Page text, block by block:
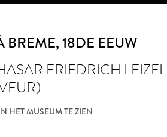
BREME, 18DE EEUW
FRIEDRICH LEIZEL
HET MUSEUM TE ZIEN